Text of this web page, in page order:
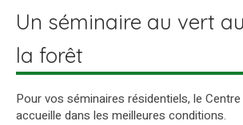
Un séminaire au vert
la forêt
Pour vos séminaires résidentiels, le
accueille dans les meilleures conditions.